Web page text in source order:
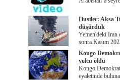
Husiler: Aksa
düşürdük
Yemen'deki İran
sonra Kasım
Kongo
yolcu öldü
Kongo
eyaletinde